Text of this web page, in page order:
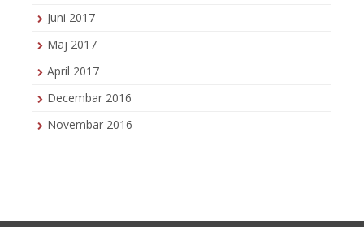
Juni 2017
Maj 2017
April 2017
Decembar 2016
Novembar 2016